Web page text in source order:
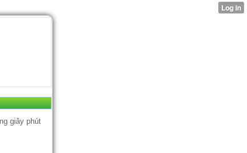
giây phút